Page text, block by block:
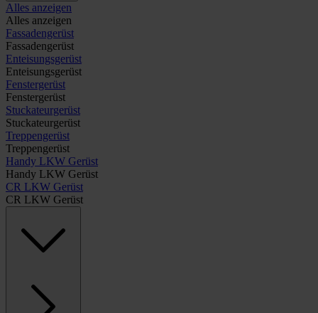
Alles anzeigen
Alles anzeigen
Fassadengerüst
Fassadengerüst
Enteisungsgerüst
Enteisungsgerüst
Fenstergerüst
Fenstergerüst
Stuckateurgerüst
Stuckateurgerüst
Treppengerüst
Treppengerüst
Handy LKW Gerüst
Handy LKW Gerüst
CR LKW Gerüst
CR LKW Gerüst